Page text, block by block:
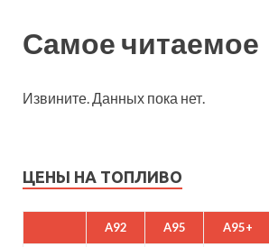
Самое читаемое
Извините. Данных пока нет.
ЦЕНЫ НА ТОПЛИВО
A92 A95 A95+